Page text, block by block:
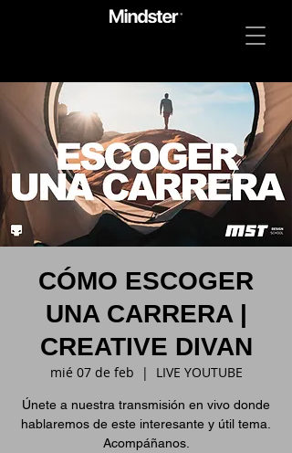
CÓMO ESCOGER
UNA CARRERA |
CREATIVE DIVAN
mié 07 de feb
  |
LIVE YOUTUBE
Únete a nuestra transmisión en vivo donde
hablaremos de este interesante y útil tema.
Acompáñanos.